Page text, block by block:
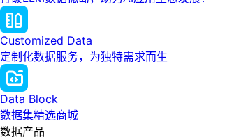
Customized Data
定制化数据服务，为独特需求而生
Data Block
数据集精选商城
数据产品